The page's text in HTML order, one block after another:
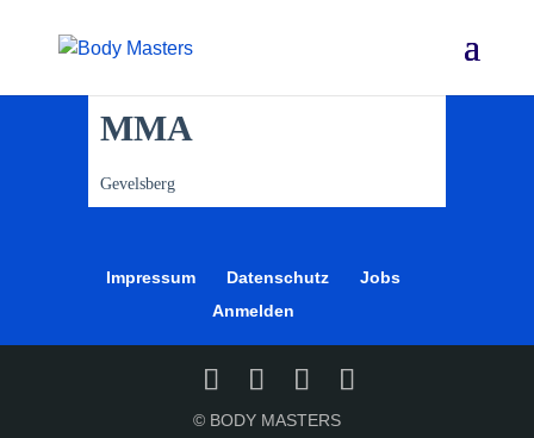
MMA
Gevelsberg
Impressum Datenschutz
Jobs
Anmelden
© BODY MASTERS